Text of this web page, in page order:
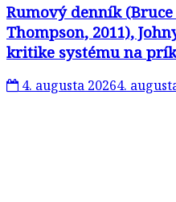
Rumový denník
Thompson, 2011),
kritike systému na
4. augusta 20264.